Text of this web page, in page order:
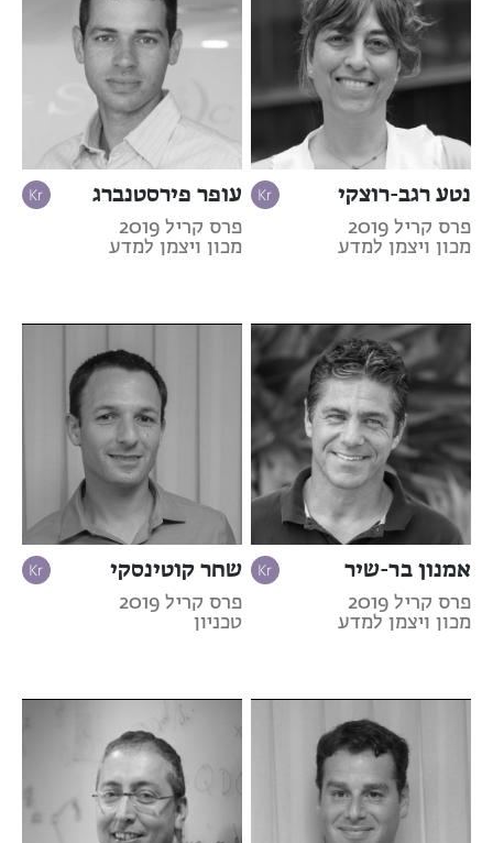
נטע רגב-רוצקי
פרס קריל 2019
מכון ויצמן למדע
עופר פירסטנברג
פרס קריל 2019
מכון ויצמן למדע
אמנון בר-שיר
פרס קריל 2019
מכון ויצמן למדע
שחר קוטינסקי
פרס קריל 2019
טכניון